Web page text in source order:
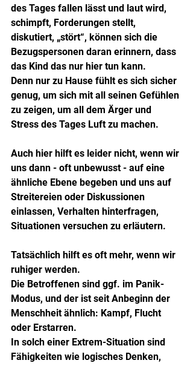
des Tages fallen lässt und laut wird,
schimpft, Forderungen stellt,
diskutiert, „stört“, können sich die
Bezugspersonen daran erinnern, dass
das Kind das nur hier tun kann.
Denn nur zu Hause fühlt es sich sicher
genug, um sich mit all seinen Gefühlen
zu zeigen, um all dem Ärger und
Stress des Tages Luft zu machen.
Auch hier hilft es leider nicht, wenn wir
uns dann - oft unbewusst - auf eine
ähnliche Ebene begeben und uns auf
Streitereien oder Diskussionen
einlassen, Verhalten hinterfragen,
Situationen versuchen zu erläutern.
Tatsächlich hilft es oft mehr, wenn wir
ruhiger werden.
Die Betroffenen sind ggf. im Panik-
Modus, und der ist seit Anbeginn der
Menschheit ähnlich: Kampf, Flucht
oder Erstarren.
In solch einer Extrem-Situation sind
Fähigkeiten wie logisches Denken,